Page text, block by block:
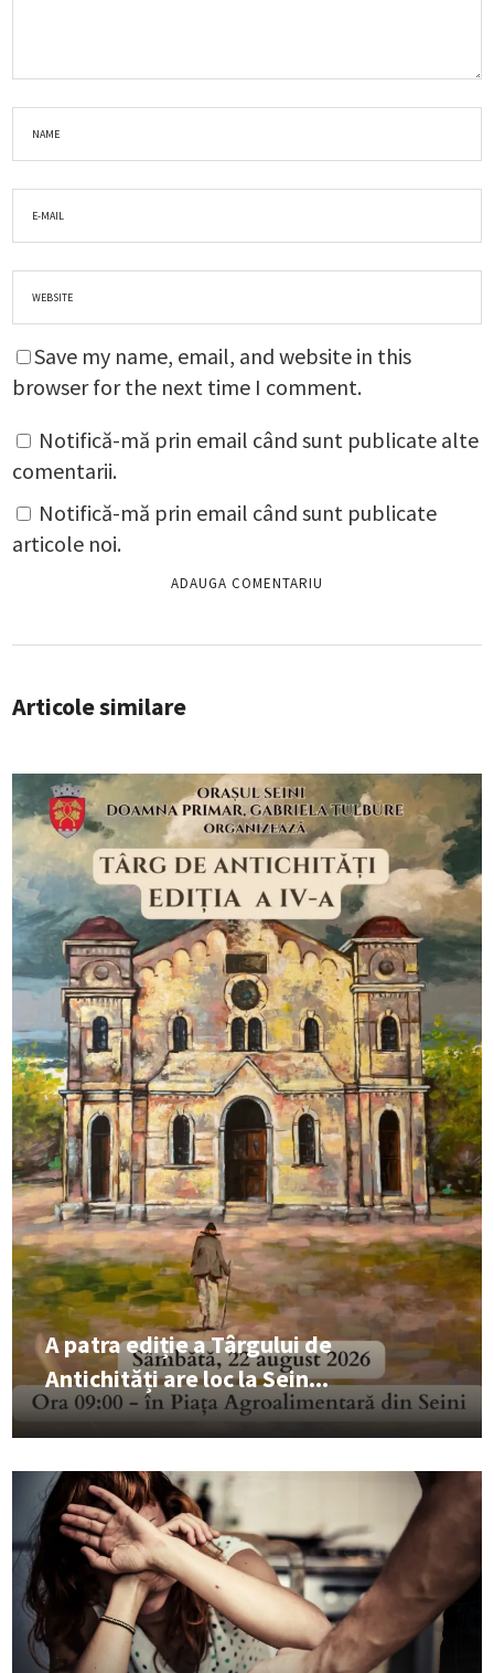
Save my name, email, and website in this
browser for the next time I comment.
Notifică-mă prin email când sunt publicate alte
comentarii.
Notifică-mă prin email când sunt publicate
articole noi.
Articole similare
A patra ediție a Târgului de
Antichități are loc la Sein...